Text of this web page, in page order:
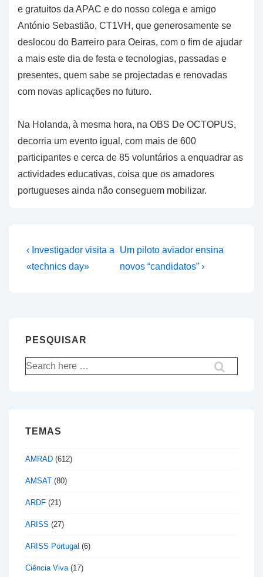
e gratuitos da APAC e do nosso colega e amigo
António Sebastião, CT1VH, que generosamente se
deslocou do Barreiro para Oeiras, com o fim de ajudar
a mais este dia de festa e tecnologias, passadas e
presentes, quem sabe se projectadas e renovadas
com novas aplicações no futuro.
Na Holanda, à mesma hora, na OBS De OCTOPUS,
decorria um evento igual, com mais de 600
participantes e cerca de 85 voluntários a enquadrar as
actividades educativas, coisa que os amadores
portugueses ainda não conseguem mobilizar.
Navegação
de
Previous
Post
‹ Investigador visita a
«technics day»
Next
Post
Um piloto aviador ensina
novos “candidatos” ›
PESQUISAR
Pesquisar
por:
TEMAS
AMRAD (612)
AMSAT (80)
ARDF (21)
ARISS (27)
ARISS Portugal (6)
Ciência Viva(17)